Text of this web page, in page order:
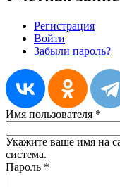
Главные
Регистрация
Войти
Забыли пароль?
Имя пользователя *
Укажите ваше имя на
система.
Пароль *